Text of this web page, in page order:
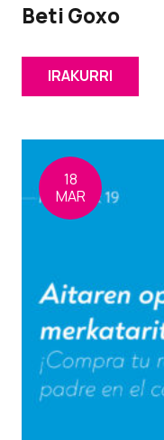
Beti Goxo
IRAKURRI
18
MAR